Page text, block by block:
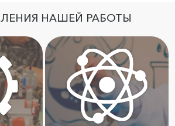
НАШЕЙ РАБОТЫ